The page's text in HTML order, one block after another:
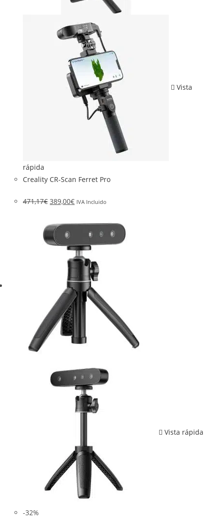
Vista
rápida
Creality CR-Scan Ferret Pro
471,17€ 389,00€ IVA Incluido
Vista rápida
-32%